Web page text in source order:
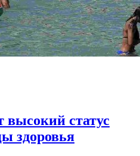
высокий статус
здоровья